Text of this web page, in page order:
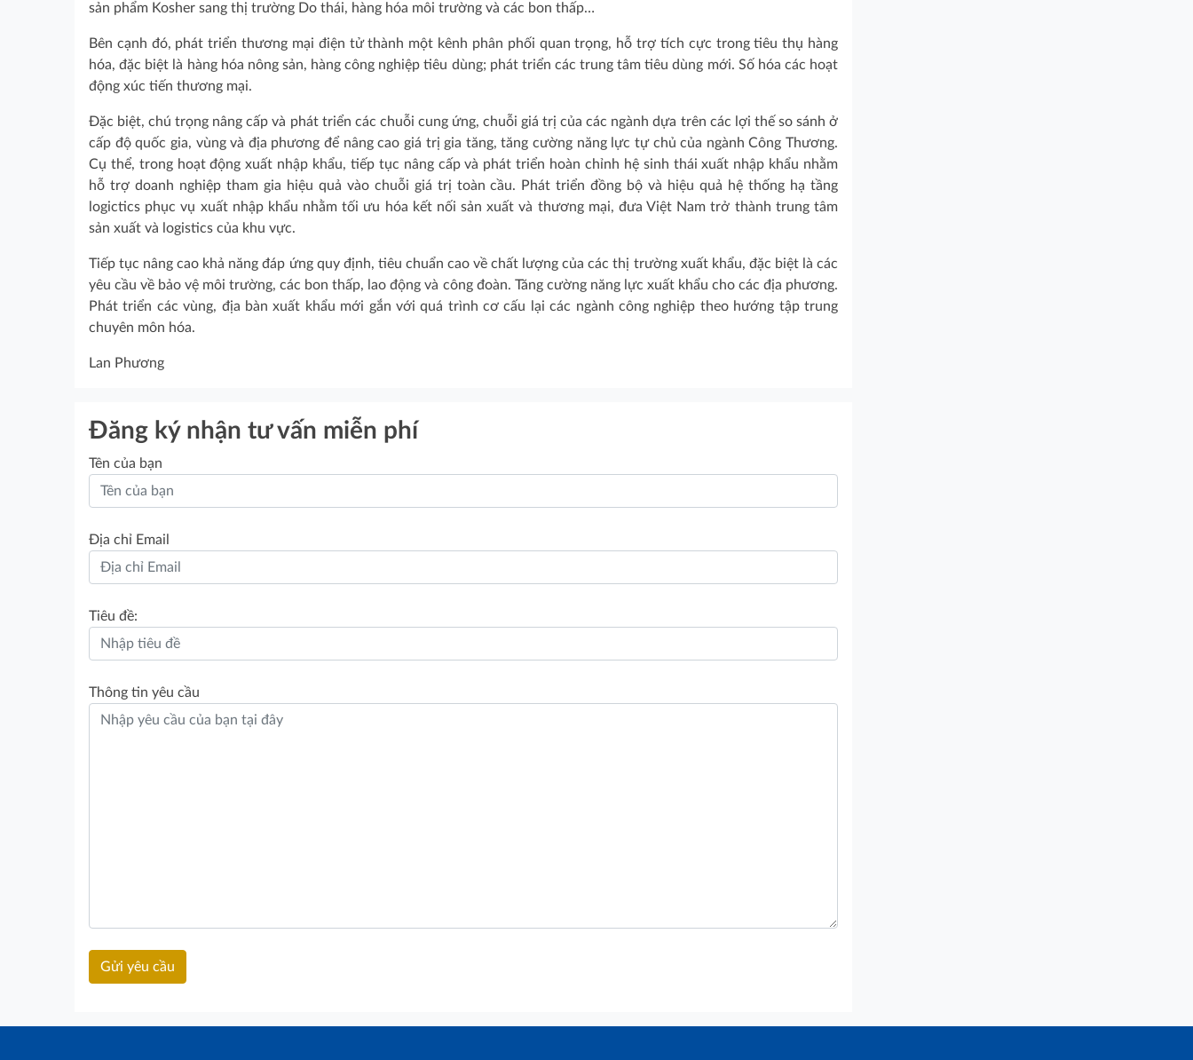
sản phẩm Kosher sang thị trường Do thái, hàng hóa môi trường và các bon thấp…
Bên cạnh đó, phát triển thương mại điện tử thành một kênh phân phối quan trọng, hỗ trợ tích cực trong tiêu thụ hàng
hóa, đặc biệt là hàng hóa nông sản, hàng công nghiệp tiêu dùng; phát triển các trung tâm tiêu dùng mới. Số hóa các hoạt
động xúc tiến thương mại.
Đặc biệt, chú trọng nâng cấp và phát triển các chuỗi cung ứng, chuỗi giá trị của các ngành dựa trên các lợi thế so sánh ở
cấp độ quốc gia, vùng và địa phương để nâng cao giá trị gia tăng, tăng cường năng lực tự chủ của ngành Công Thương.
Cụ thể, trong hoạt động xuất nhập khẩu, tiếp tục nâng cấp và phát triển hoàn chỉnh hệ sinh thái xuất nhập khẩu nhằm
hỗ trợ doanh nghiệp tham gia hiệu quả vào chuỗi giá trị toàn cầu. Phát triển đồng bộ và hiệu quả hệ thống hạ tầng
logictics phục vụ xuất nhập khẩu nhằm tối ưu hóa kết nối sản xuất và thương mại, đưa Việt Nam trở thành trung tâm
sản xuất và logistics của khu vực.
Tiếp tục nâng cao khả năng đáp ứng quy định, tiêu chuẩn cao về chất lượng của các thị trường xuất khẩu, đặc biệt là các
yêu cầu về bảo vệ môi trường, các bon thấp, lao động và công đoàn. Tăng cường năng lực xuất khẩu cho các địa phương.
Phát triển các vùng, địa bàn xuất khẩu mới gắn với quá trình cơ cấu lại các ngành công nghiệp theo hướng tập trung
chuyên môn hóa.
Lan Phương
Đăng ký nhận tư vấn miễn phí
Tên của bạn
Địa chỉ Email
Tiêu đề:
Thông tin yêu cầu